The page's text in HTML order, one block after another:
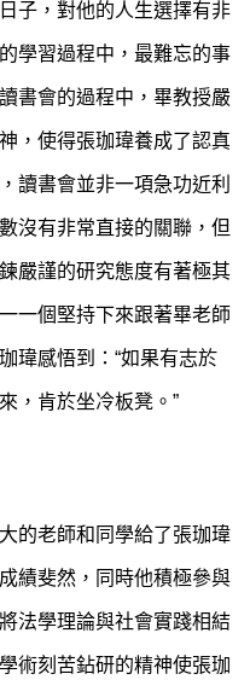
子，對他的人生選擇有非
學習過程中，最難忘的事
書會的過程中，畢教授嚴
，使得張珈瑋養成了認真
讀書會並非一項急功近利
沒有非常直接的關聯，但
嚴謹的研究態度有著極其
一個堅持下來跟著畢老師
瑋感悟到：“如果有志於
，肯於坐冷板凳。”
的老師和同學給了張珈瑋
績斐然，同時他積極參與
法學理論與社會實踐相結
術刻苦鉆研的精神使張珈